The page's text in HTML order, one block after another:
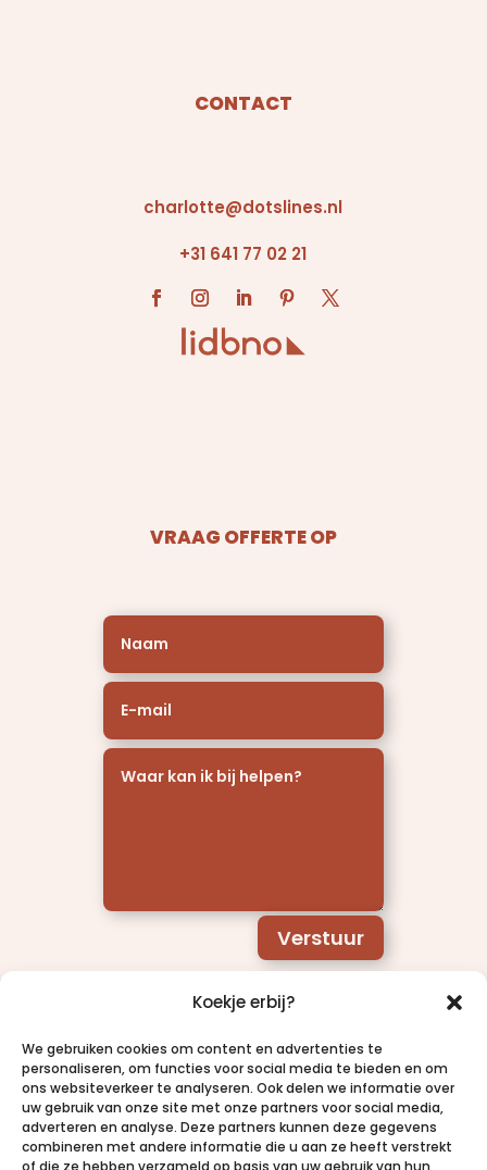
Koekje erbij?
We gebruiken cookies om content en advertenties te
personaliseren, om functies voor social media te bieden en om
ons websiteverkeer te analyseren. Ook delen we informatie over
uw gebruik van onze site met onze partners voor social media,
adverteren en analyse. Deze partners kunnen deze gegevens
combineren met andere informatie die u aan ze heeft verstrekt
of die ze hebben verzameld op basis van uw gebruik van hun
CONTACT
charlotte@dotslines.nl
+31 641 77 02 21
VRAAG OFFERTE OP
Verstuur